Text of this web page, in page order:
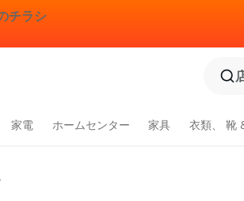
チラシ
家電 ホームセンター 家具 衣類、 靴